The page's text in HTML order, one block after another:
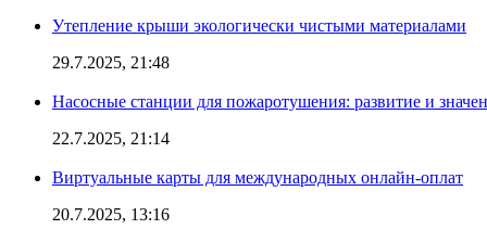
Утепление крыши экологически чистыми материалами
29.7.2025, 21:48
Насосные станции для пожаротушения: развитие и
22.7.2025, 21:14
Виртуальные карты для международных онлайн-оплат
20.7.2025, 13:16